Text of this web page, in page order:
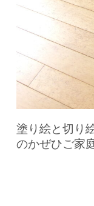
塗り絵と切り
のかぜひご家